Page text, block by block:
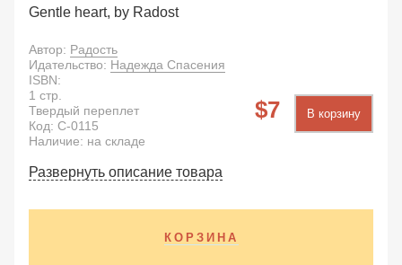
Gentle heart, by Radost
Автор: Радость
Идательство: Надежда Спасения
7 В корзину
ISBN:
1 стр.
Твердый переплет
Код: C-0115
Наличие: на складе
Развернуть описание товара
КОРЗИНА